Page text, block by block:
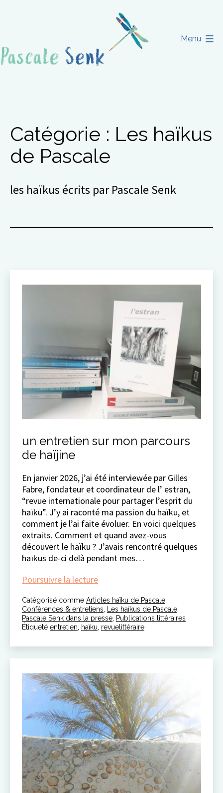
Menu
Catégorie : Les haïkus
de Pascale
les haïkus écrits par Pascale Senk
un entretien sur mon parcours
de haïjine
En janvier 2026, j’ai été interviewée par Gilles
Fabre, fondateur et coordinateur de l’ estran,
“revue internationale pour partager l’esprit du
haïku”. J’y ai raconté ma passion du haïku, et
comment je l’ai faite évoluer. En voici quelques
extraits. Comment et quand avez-vous
découvert le haïku ? J’avais rencontré quelques
haïkus de-ci delà pendant mes…
Poursuivre la lectureun
sur
mon
parcours
haïjine
Catégorisé comme Articles haïku de Pascale
Conférences & entretiens Les haïkus de Pascale
Pascale Senk dans la presse Publications littéraires
Étiqueté entretien haïku revuelittéraire